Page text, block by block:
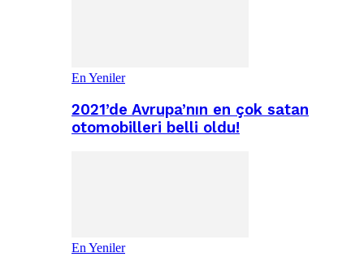
En Yeniler
2021’de Avrupa’nın en çok satan
otomobilleri belli oldu!
En Yeniler